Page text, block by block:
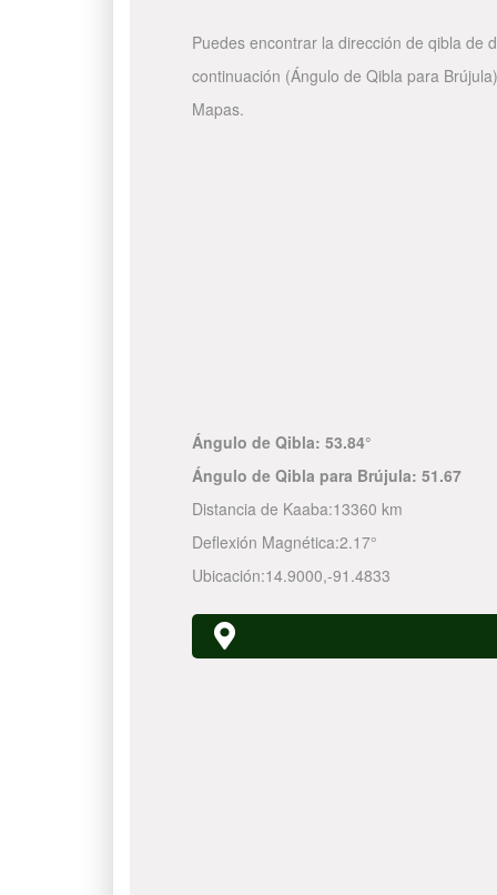
Puedes encontrar la dirección de qibla de
continuación (Ángulo de Qibla para
Mapas.
Ángulo de Qibla: 53.84°
Ángulo de Qibla para Brújula: 51.67
Distancia de Kaaba:13360 km
Deflexión Magnética:2.17°
Ubicación:14.9000,-91.4833